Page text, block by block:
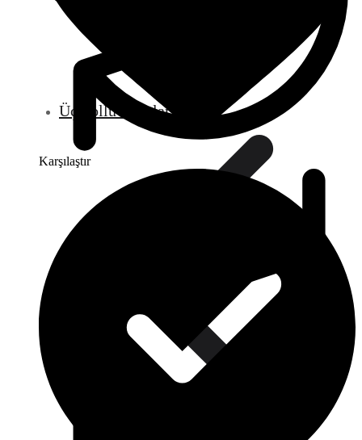
Üç Yollu Vanalar
Karşılaştır